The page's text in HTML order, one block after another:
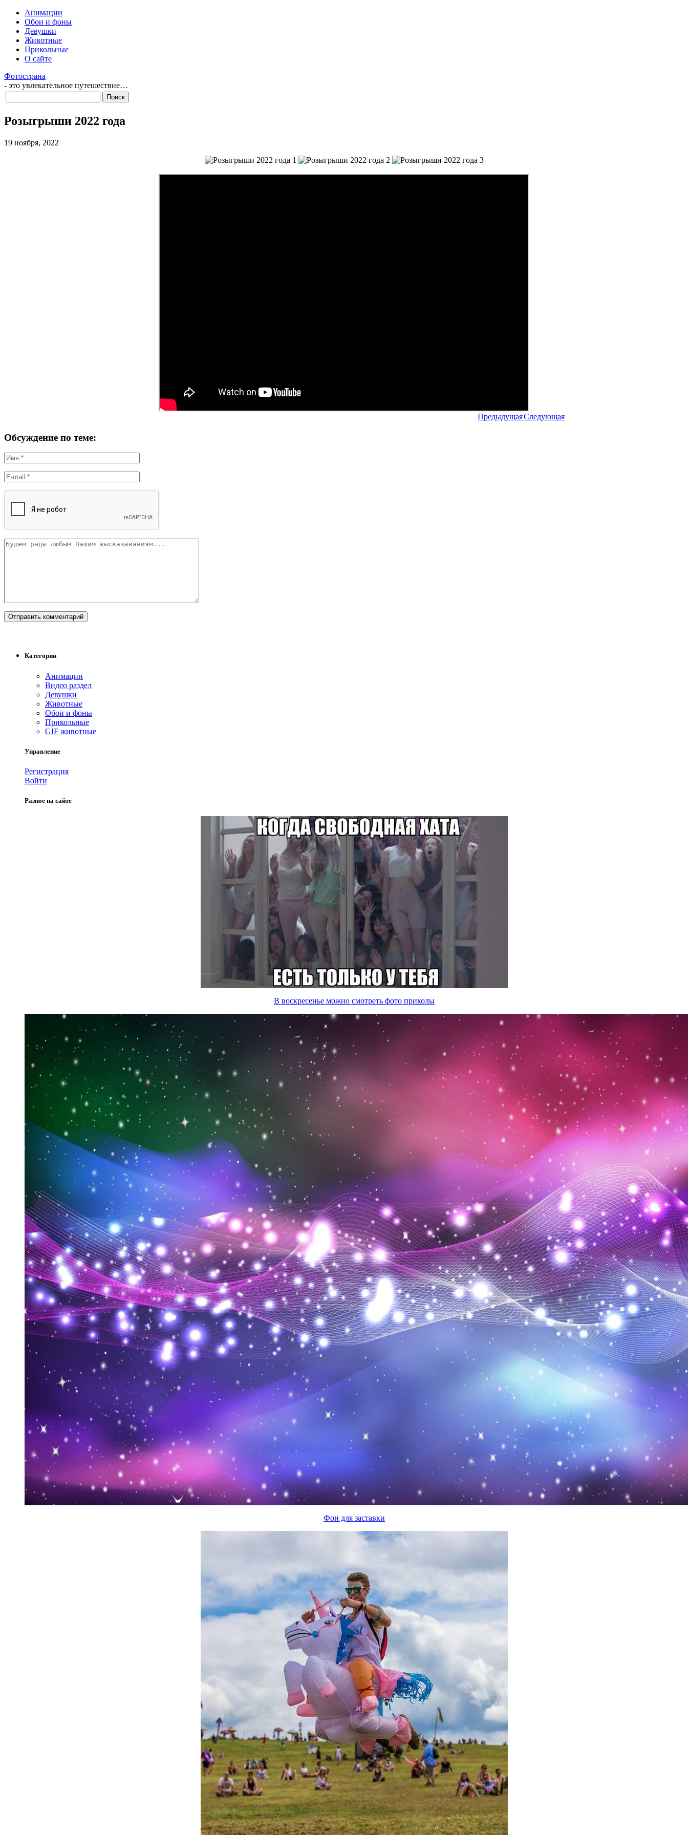
Анимации
Обои и фоны
Девушки
Животные
Прикольные
О сайте
Фотострана
- это увлекательное путешествие…
Розыгрыши 2022 года
19 ноября, 2022
ПредыдущаяСледующая
Обсуждение по теме:
Категории
Анимации
Видео раздел
Девушки
Животные
Обои и фоны
Прикольные
GIF животные
Управление
Регистрация
Войти
Разное на сайте
В воскресенье можно смотреть фото приколы
Фон для заставки